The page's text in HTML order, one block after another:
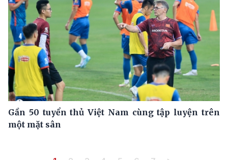
Gần 50 tuyển thủ Việt Nam cùng tập luyện trên
một mặt sân